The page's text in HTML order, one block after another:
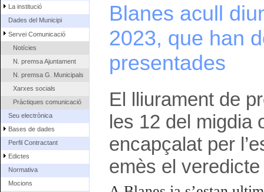
La institució
Dades del Municipi
Servei Comunicació
Notícies
N. premsa Ajuntament
N. premsa G. Municipals
Xarxes socials
Pràctiques comunicació
Seu electrònica
Bases de dades
Perfil Contractant
Edictes
Normativa
Mocions
Blanes acull
2023, que han
presentades
El lliurament de
les 12 del migdia
encapçalat per
emès el veredicte